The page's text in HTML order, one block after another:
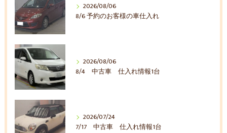
2026/08/06
8/6 予約のお客様の車仕入れ
2026/08/06
8/4 中古車 仕入れ情報1台
2026/07/24
7/17 中古車 仕入れ情報1台